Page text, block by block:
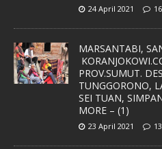
24 April 2021 16
MARSANTABI,
PROV.SUMUT.
TUNGGORONO,
SEI TUAN,
MORE – (1)
23 April 2021 13